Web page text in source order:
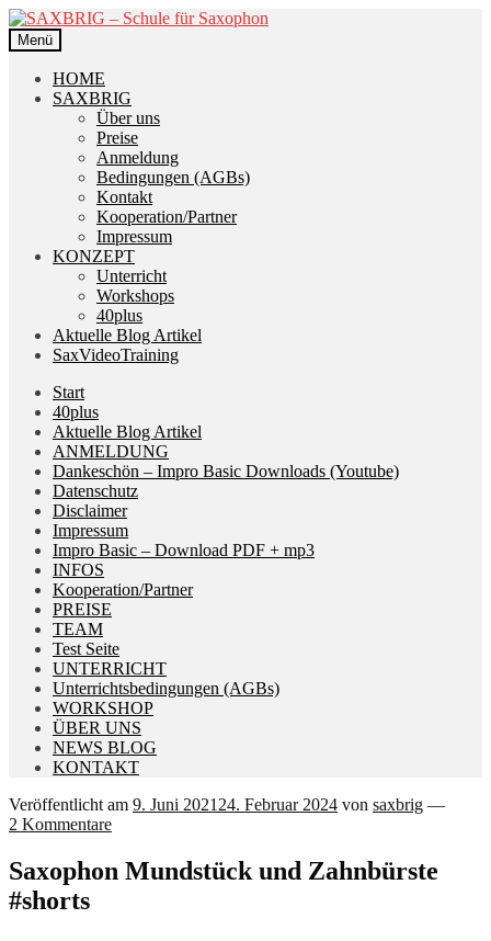
Zur
Navigation
springen
Zum
Inhalt
springen
Menü
HOME
SAXBRIG
Über uns
Preise
Anmeldung
Bedingungen (AGBs)
Kontakt
Kooperation/Partner
Impressum
KONZEPT
Unterricht
Workshops
40plus
Aktuelle Blog Artikel
SaxVideoTraining
Start
40plus
Aktuelle Blog Artikel
ANMELDUNG
Dankeschön – Impro Basic Downloads (Youtube)
Datenschutz
Disclaimer
Impressum
Impro Basic – Download PDF + mp3
INFOS
Kooperation/Partner
PREISE
TEAM
Test Seite
UNTERRICHT
Unterrichtsbedingungen (AGBs)
WORKSHOP
ÜBER UNS
NEWS BLOG
KONTAKT
Veröffentlicht am 9. Juni 2021 24. Februar 2024 von saxbrig —
2 Kommentare
Saxophon Mundstück und Zahnbürste
#shorts